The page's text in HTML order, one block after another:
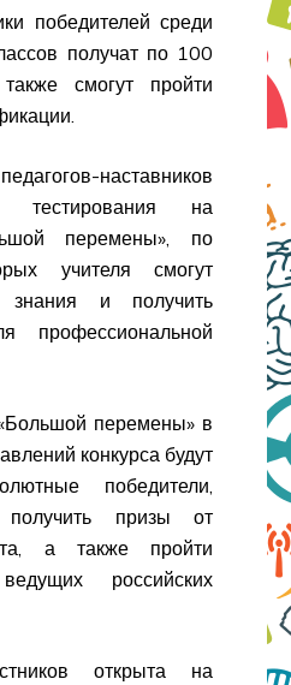
победителей среди
получат по 100
смогут пройти
наставников
тестирования на
перемены», по
учителя смогут
знания и получить
профессиональной
перемены» в
конкурса будут
победители,
получить призы от
а также пройти
российских
открыта на